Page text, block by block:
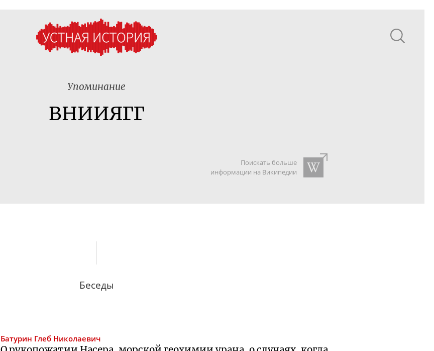
Упоминание
ВНИИЯГГ
Поискать больше
информации на Википедии
Беседы
Батурин Глеб Николаевич